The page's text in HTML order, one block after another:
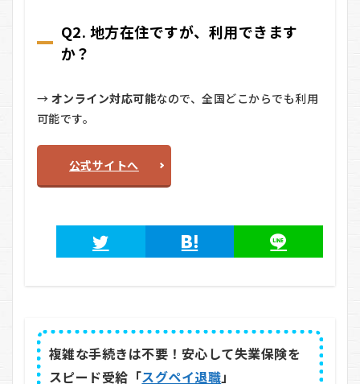
Q2. 地方在住ですが、利用できます
か？
→ オンライン対応可能なので、全国どこからでも利用
可能です。
公式サイトへ
複雑な手続きは不要！安心して失業保険を
スピード受給「スグペイ退職」